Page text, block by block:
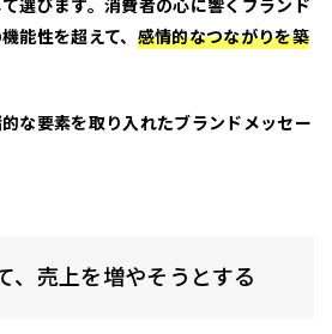
選びます。消費者の心に響くブランド
能性を超えて、 感情的なつながりを築
な要素を取り入れたブランドメッセー
、売上を増やそうとする